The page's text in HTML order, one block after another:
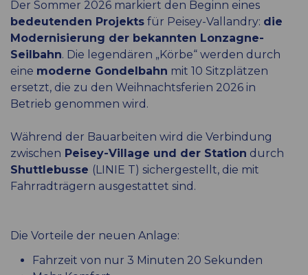
Der Sommer 2026 markiert den Beginn eines
bedeutenden Projekts für Peisey-Vallandry: die
Modernisierung der bekannten Lonzagne-
Seilbahn. Die legendären „Körbe“ werden durch
eine moderne Gondelbahn mit 10 Sitzplätzen
ersetzt, die zu den Weihnachtsferien 2026 in
Betrieb genommen wird.
Während der Bauarbeiten wird die Verbindung
zwischen Peisey-Village und der Station durch
Shuttlebusse (LINIE T) sichergestellt, die mit
Fahrradträgern ausgestattet sind.
Die Vorteile der neuen Anlage:
Fahrzeit von nur 3 Minuten 20 Sekunden